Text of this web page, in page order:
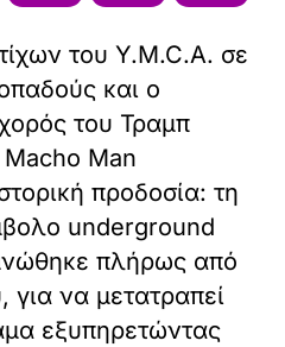
του Y.M.C.A. σε
και ο
του Τραμπ
Man
προδοσία: τη
underground
πλήρως από
για να μετατραπεί
εξυπηρετώντας